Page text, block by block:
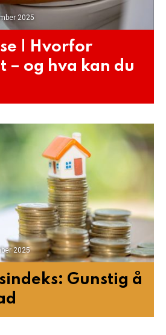
2025
| Hvorfor
– og hva kan du
2025
Gunstig å